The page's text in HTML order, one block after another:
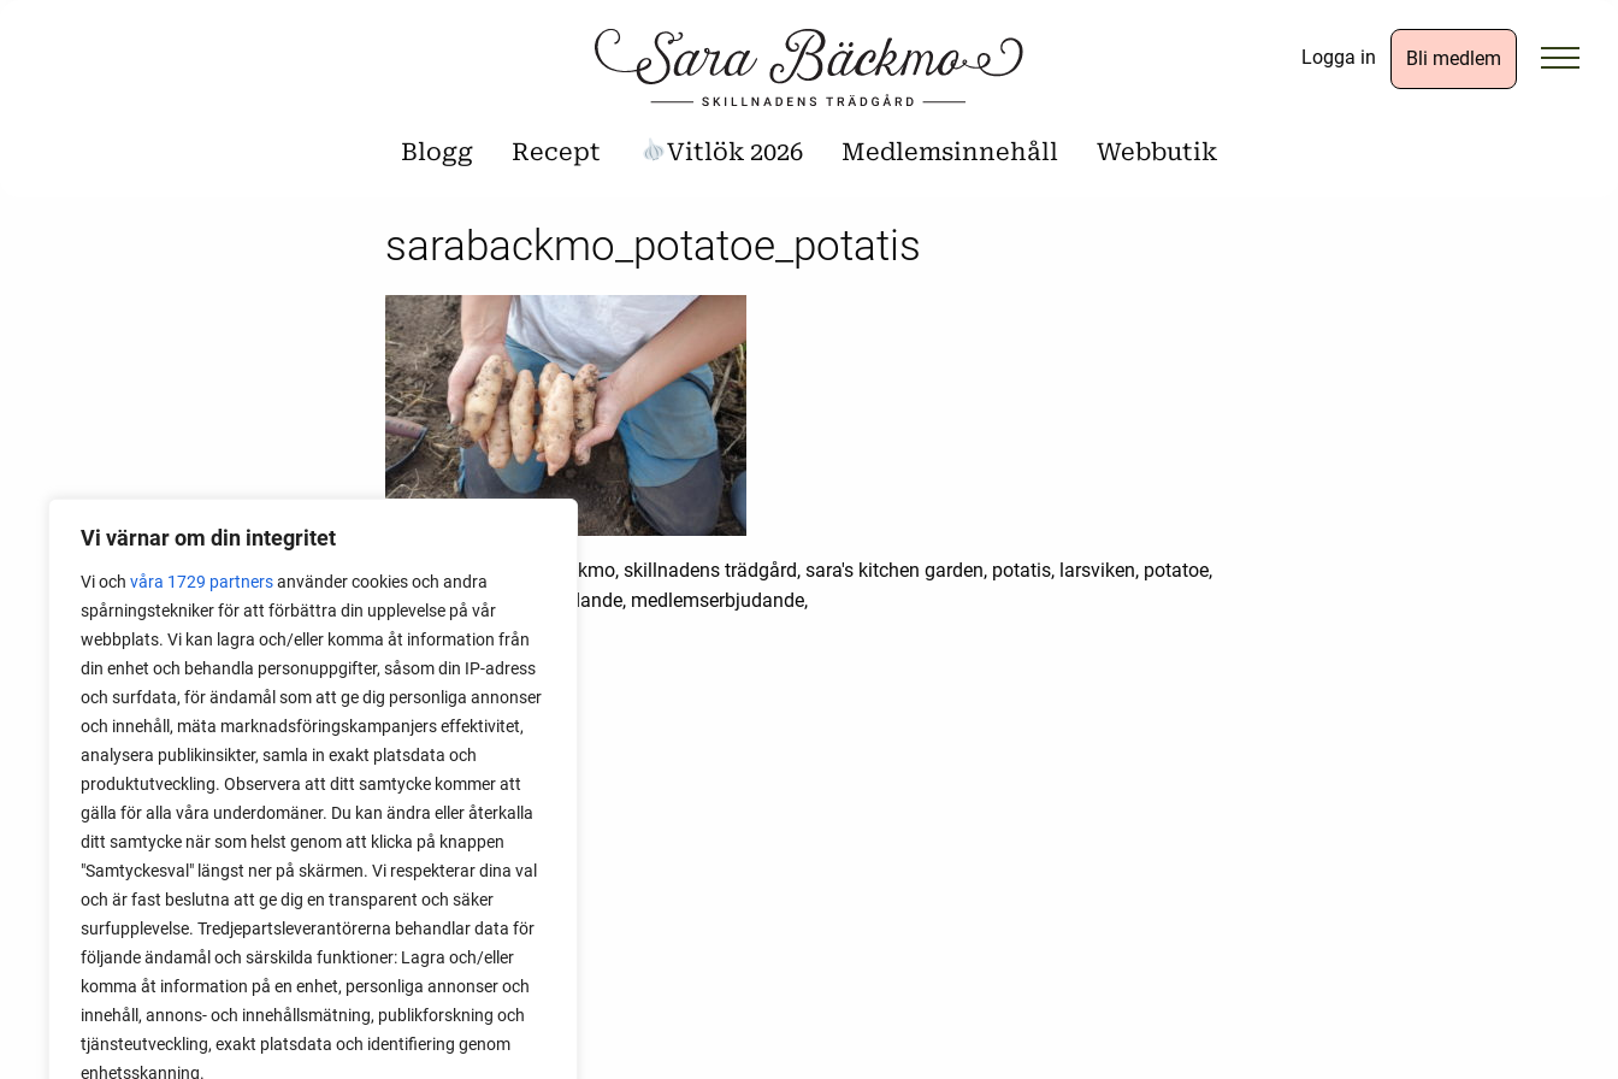
Vi värnar om din integritet
Vi och våra 1729 partnersanvänder cookies och andra
spårningstekniker för att förbättra din upplevelse på vår
webbplats. Vi kan lagra och/eller komma åt information från
din enhet och behandla personuppgifter, såsom din IP-adress
och surfdata, för ändamål som att ge dig personliga annonser
och innehåll, mäta marknadsföringskampanjers effektivitet,
analysera publikinsikter, samla in exakt platsdata och
produktutveckling. Observera att ditt samtycke kommer att
gälla för alla våra underdomäner. Du kan ändra eller återkalla
ditt samtycke när som helst genom att klicka på knappen
"Samtyckesval" längst ner på skärmen. Vi respekterar dina val
och är fast beslutna att ge dig en transparent och säker
surfupplevelse. Tredjepartsleverantörerna behandlar data för
följande ändamål och särskilda funktioner: Lagra och/eller
komma åt information på en enhet, personliga annonser och
innehåll, annons- och innehållsmätning, publikforskning och
tjänsteutveckling, exakt platsdata och identifiering genom
enhetsskanning.
Logga in Bli medlem
Blogg Recept Vitlök 2026 Medlemsinnehåll Webbutik
sarabackmo_potatoe_potatis
sara backmo, sara bäckmo, skillnadens trädgård, sara's kitchen garden, potatis, larsviken, potatoe,
potatoes, rabatt, erbjudande, medlemserbjudande,